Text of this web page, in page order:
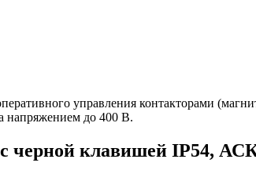
управления контакторами
напряжением до 400 В.
с черной клавишей IP54,